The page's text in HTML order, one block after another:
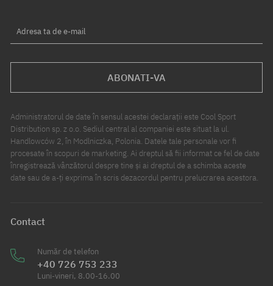
Adresa ta de e-mail
ABONATI-VA
Administratorul de date în sensul acestei declarații este Cool Sport
Distribution sp. z o.o. Sediul central al companiei este situat la ul.
Handlowców 2, în Modlniczka, Polonia. Datele tale personale vor fi
procesate în scopuri de marketing. Ai dreptul să fii informat ce fel de date
înregistrează vânzătorul despre tine și ai dreptul de a schimba aceste
date sau de a-ți exprima în scris dezacordul pentru prelucrarea acestora.
Contact
Număr de telefon
+40 726 753 233
Luni-vineri, 8.00-16.00